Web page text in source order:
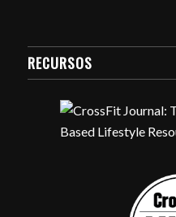
RECURSOS